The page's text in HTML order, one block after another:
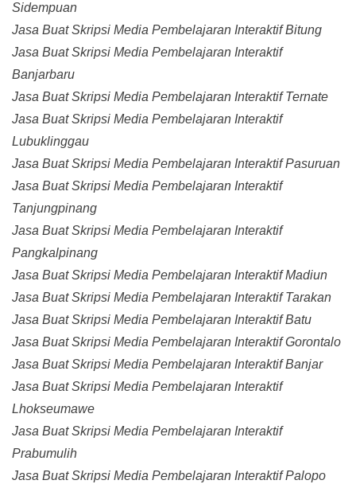
Sidempuan
Jasa Buat Skripsi Media Pembelajaran Interaktif Bitung
Jasa Buat Skripsi Media Pembelajaran Interaktif
Banjarbaru
Jasa Buat Skripsi Media Pembelajaran Interaktif Ternate
Jasa Buat Skripsi Media Pembelajaran Interaktif
Lubuklinggau
Jasa Buat Skripsi Media Pembelajaran Interaktif Pasuruan
Jasa Buat Skripsi Media Pembelajaran Interaktif
Tanjungpinang
Jasa Buat Skripsi Media Pembelajaran Interaktif
Pangkalpinang
Jasa Buat Skripsi Media Pembelajaran Interaktif Madiun
Jasa Buat Skripsi Media Pembelajaran Interaktif Tarakan
Jasa Buat Skripsi Media Pembelajaran Interaktif Batu
Jasa Buat Skripsi Media Pembelajaran Interaktif Gorontalo
Jasa Buat Skripsi Media Pembelajaran Interaktif Banjar
Jasa Buat Skripsi Media Pembelajaran Interaktif
Lhokseumawe
Jasa Buat Skripsi Media Pembelajaran Interaktif
Prabumulih
Jasa Buat Skripsi Media Pembelajaran Interaktif Palopo